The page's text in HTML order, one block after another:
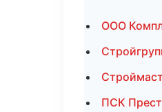
ООО
ПСК